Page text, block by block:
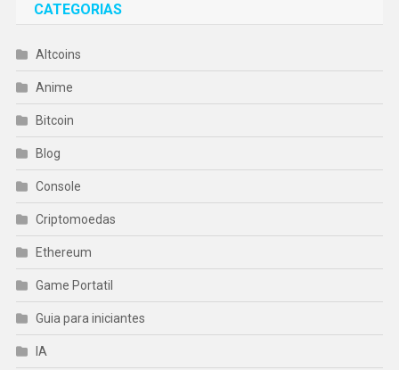
CATEGORIAS
Altcoins
Anime
Bitcoin
Blog
Console
Criptomoedas
Ethereum
Game Portatil
Guia para iniciantes
IA